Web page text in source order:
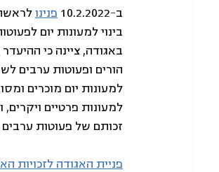
ב-10.2.2022 פנינו
בינוי למעונות יום
באגודה, ציינה כי
הורים ופעוטות ערבים
למעונות יום מוכרים
למעונות פרטיים
זכותם של פעוטות ערבים
פניית האגודה לזכויות